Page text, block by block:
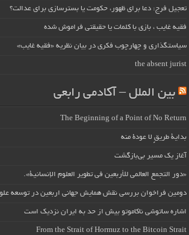
تعجیل فرج: دعا برای ظهور، حکومت یا بسترسازی برای عدالت؟
فقیه غایب ، بازی با کلمات یا حقیقتی فراموش شده
سیاستگذاری و چهارچوب فکری در بیان نظریه «فقیه غایب»
the absent jurist
بین الملل – آکادمی رابعی
The Beginning of a Point of No Return
بداية طريقٍ لا عودة منه
آغاز یک مسیر بی‌بازگشت
«دور التجمع العالمي للأربعين في تطوير العلوم الإنسانية».
دومین فراخوان بررسی نقش همایش جهانی اربعین در توسعه
اشاره ساتوشی ناکاموتو بیش از حد به ایران نزدیک است
From the Strait of Hormuz to the Bitcoin Strait